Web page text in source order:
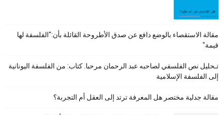
مقالة الاستقصاء بالوضع دافع عن صدق الأطروحة القائلة بأن:"الفلسفة لها
قيمة"
تـحليل نص الفلسفي لصاحبه عبد الرحمان مرحبا. كتاب: من الفلسفة اليونانية
إلى الفلسفة الإسلامية
مقالة جدلية مختصر هل المعرفة ترتد إلى العقل أم التجربة؟